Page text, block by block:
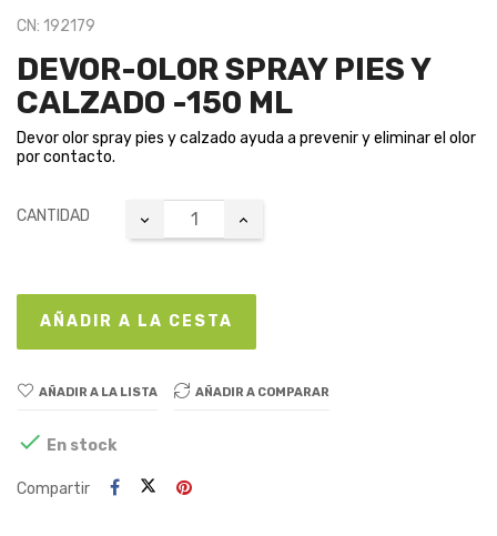
CN: 192179
DEVOR-OLOR SPRAY PIES Y
CALZADO -150 ML
Devor olor spray pies y calzado ayuda a prevenir y eliminar el olor
por contacto.
CANTIDAD
AÑADIR A LA CESTA
AÑADIR A LA LISTA AÑADIR A COMPARAR
 En stock
Compartir